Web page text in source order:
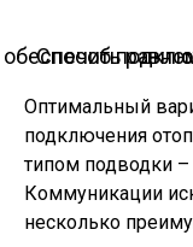
Способ
Оптимальный
подключения
типом подводки –
Коммуникации
несколько